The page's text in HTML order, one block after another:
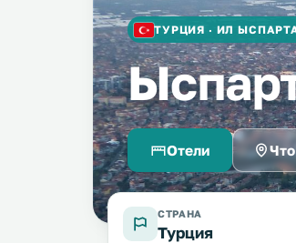
ТУРЦИЯ · ИЛ
Отели
СТРАНА
Турция